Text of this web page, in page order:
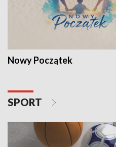
Nowy Początek
SPORT